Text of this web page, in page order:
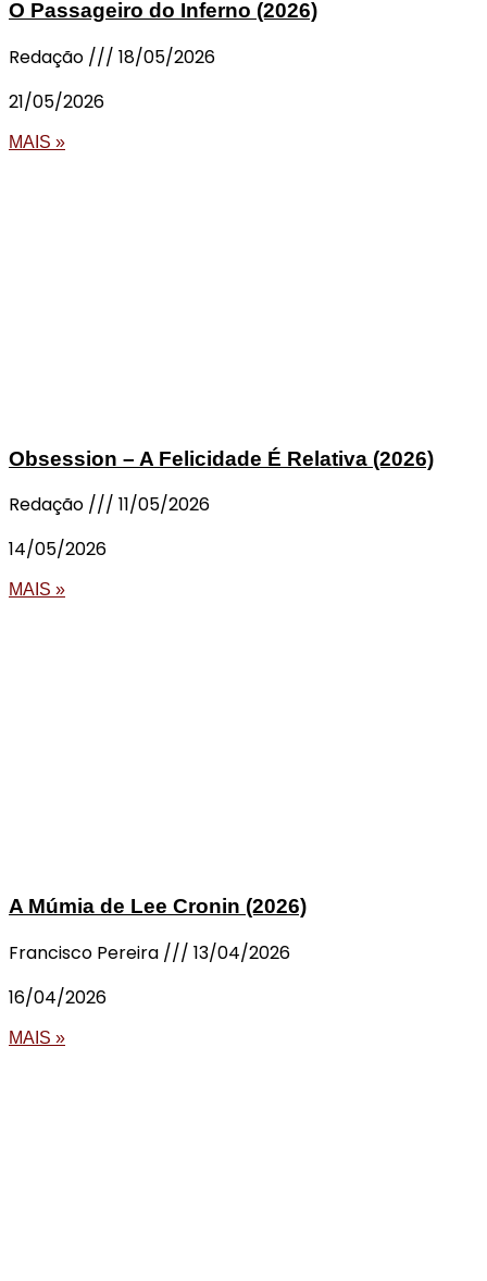
O Passageiro do Inferno (2026)
Redação
18/05/2026
21/05/2026
MAIS »
Obsession – A Felicidade É Relativa (2026)
Redação
11/05/2026
14/05/2026
MAIS »
A Múmia de Lee Cronin (2026)
Francisco Pereira
13/04/2026
16/04/2026
MAIS »